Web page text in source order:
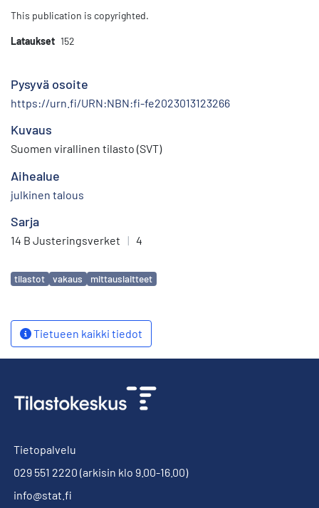
This publication is copyrighted.
Lataukset 152
Pysyvä osoite
https://urn.fi/URN:NBN:fi-fe2023013123266
Kuvaus
Suomen virallinen tilasto (SVT)
Aihealue
julkinen talous
Sarja
14 B Justeringsverket | 4
Avainsanat
tilastot vakaus mittauslaitteet
Tietueen kaikki tiedot
Tietopalvelu
029 551 2220 (arkisin klo 9.00-16.00)
info@stat.fi